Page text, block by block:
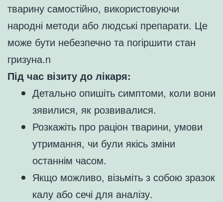
тварину самостійно, використовуючи
народні методи або людські препарати. Це
може бути небезпечно та погіршити стан
гризуна.n
Під час візиту до лікаря:
Детально опишіть симптоми, коли вони
зявилися, як розвивалися.
Розкажіть про раціон тварини, умови
утримання, чи були якісь зміни
останнім часом.
Якщо можливо, візьміть з собою зразок
калу або сечі для аналізу.